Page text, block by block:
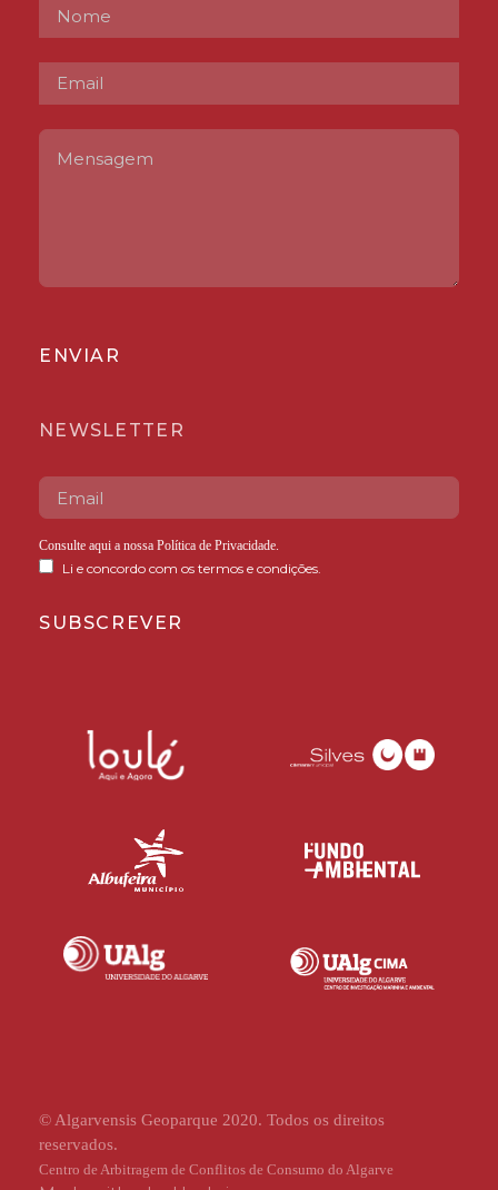
ENVIAR
NEWSLETTER
Consulte aqui a nossa Política de Privacidade.
Li e concordo com os termos e condições.
© Algarvensis Geoparque 2020. Todos os direitos
reservados.
Centro de Arbitragem de Conflitos de Consumo do Algarve